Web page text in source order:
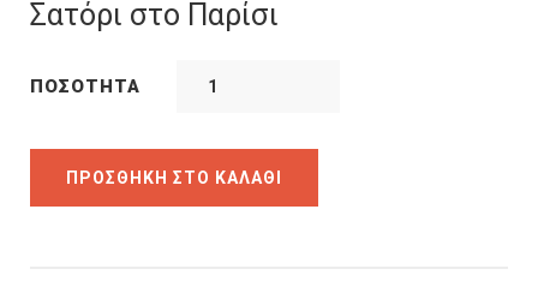
12.44€.
Σατόρι στο Παρίσι
ΠΟΣΌΤΗΤΑ
ΠΡΟΣΘΉΚΗ ΣΤΟ ΚΑΛΆΘΙ